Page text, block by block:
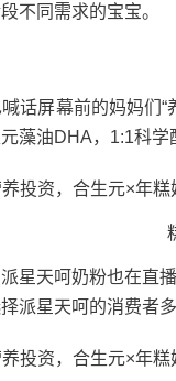
不同需求的宝宝。
屏幕前的妈妈们“
藻油DHA，1:1科
糕
天呵奶粉也在直播
派星天呵的消费者多